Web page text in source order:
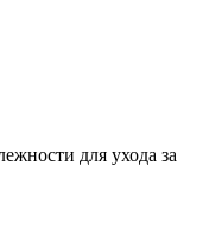
для ухода за